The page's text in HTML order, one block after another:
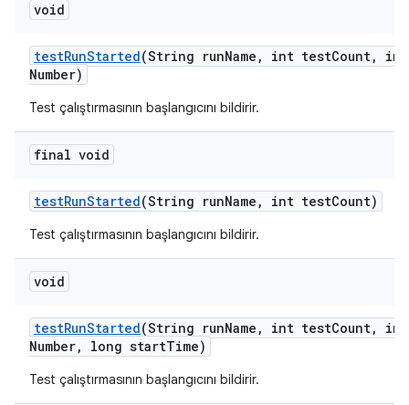
void
testRunStarted(String runName , int testCount,
int
Number)
Test çalıştırmasının başlangıcını bildirir.
final void
testRunStarted(String runName , int testCount)
Test çalıştırmasının başlangıcını bildirir.
void
testRunStarted(String runName , int testCount,
int
Number, long startTime)
Test çalıştırmasının başlangıcını bildirir.